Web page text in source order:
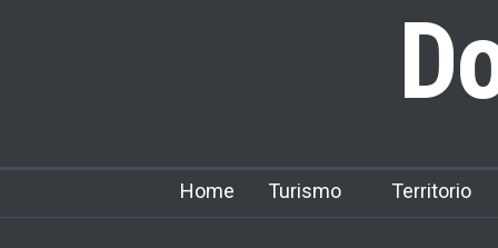
Home Turismo Territorio